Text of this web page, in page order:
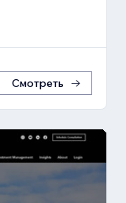
Смотреть